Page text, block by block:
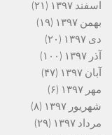
اسفند ۱۳۹۷
(۲۱)
بهمن ۱۳۹۷
(۱۹)
دی ۱۳۹۷
(۲۰)
آذر ۱۳۹۷
(۱۰۰)
آبان ۱۳۹۷
(۴۷)
مهر ۱۳۹۷
(۶)
شهریور ۱۳۹۷
(۸)
مرداد ۱۳۹۷
(۲۹)